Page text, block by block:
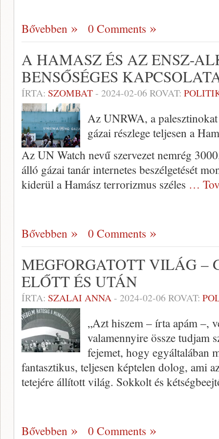
Bővebben 0 Comments
A HAMASZ ÉS AZ ENSZ-
BENSŐSÉGES
ÍRTA: SZOMBAT- 2024-02-06 ROVAT:
Az UNRWA, a
gázai részlege teljesen a
Az UN Watch nevű szervezet nemrég
álló gázai tanár internetes beszélgetését
kiderül a Hamász terrorizmus széles …
Bővebben 0 Comments
MEGFORGATOTT VILÁG –
ELŐTT ÉS UTÁN
ÍRTA: SZALAI ANNA- 2024-02-06 ROVAT:
„Azt hiszem – írta apám –,
valamennyire össze tudjam
fejemet, hogy egyáltalában
fantasztikus, teljesen képtelen dolog, ami
tetejére állított világ. Sokkolt és
Bővebben 0 Comments